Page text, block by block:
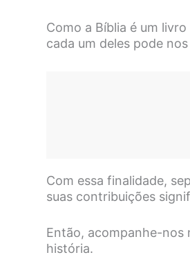
Como a Bíblia é um
cada um deles pode
Com essa finalidade,
suas contribuições
Então, acompanhe-nos
história.